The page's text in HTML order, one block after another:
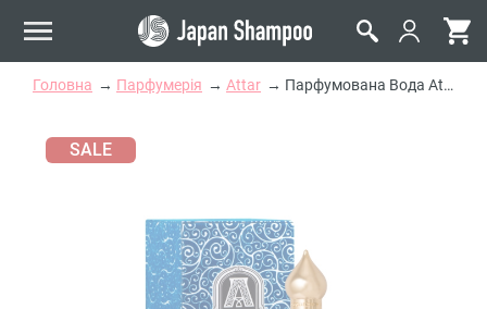
Головна Парфумерія Attar Парфумована Вода Attar Collection Azora
SALE